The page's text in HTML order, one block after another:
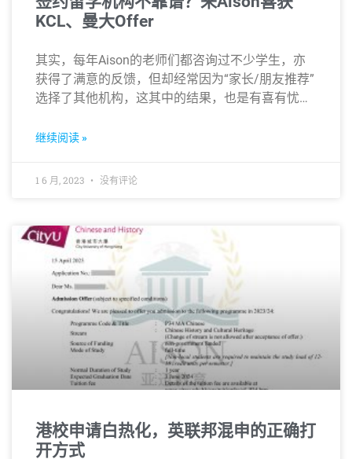
KCL、曼大Offer
其实，每年Aison的老师们都咨询过不少学生，亦
获得了满意的反馈，但却经常因为“家长/朋友推荐”
选择了其他机构，这其中的结果，也是有喜有忧…
继续阅读 »
1 6 月, 2023 没有评论
港校申请白热化，英联邦混申的正确打
开方式